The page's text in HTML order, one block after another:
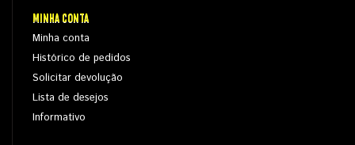
MINHA CONTA
Minha conta
Histórico de pedidos
Solicitar devolução
Lista de desejos
Informativo